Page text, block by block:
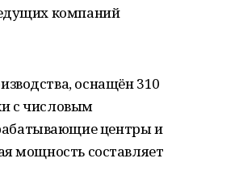
компаний
оснащён 310
с числовым
центры и
мощность составляет